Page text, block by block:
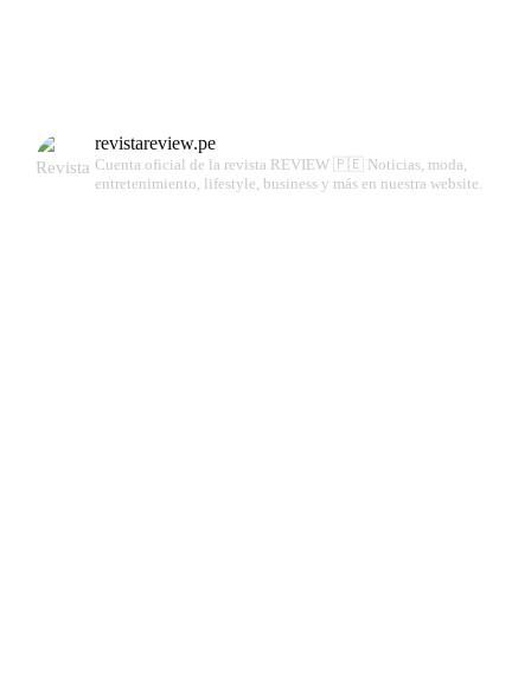
revistareview.pe
Cuenta oficial de la revista REVIEW 🇵🇪 Noticias, moda,
entretenimiento, lifestyle, business y más en nuestra website.